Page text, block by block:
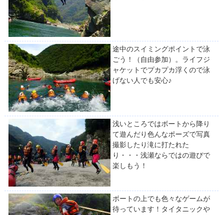
途中のスイミングポイントで泳
ごう！（自由参加）。ライフジ
ャケットでプカプカ浮くので泳
げない人でも安心♪
浅いところではボートから降り
て遊んだり色んなポーズで写真
撮影したり滝に打たれた
り・・・浅瀬ならではの遊びで
楽しもう！
ボートの上でも色々なゲームが
待っています！タイタニックや